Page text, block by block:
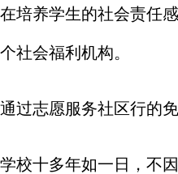
在培养学生的社会责任
个社会福利机构。
通过志愿服务社区行的
学校十多年如一日，不